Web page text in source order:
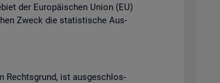
der Eu­ro­päi­schen Union (EU)
Zweck die sta­tis­ti­sche Aus­
Rechts­grund, ist aus­ge­schlos­